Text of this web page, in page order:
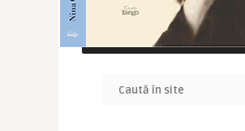
CAUTĂ ÎN SITE